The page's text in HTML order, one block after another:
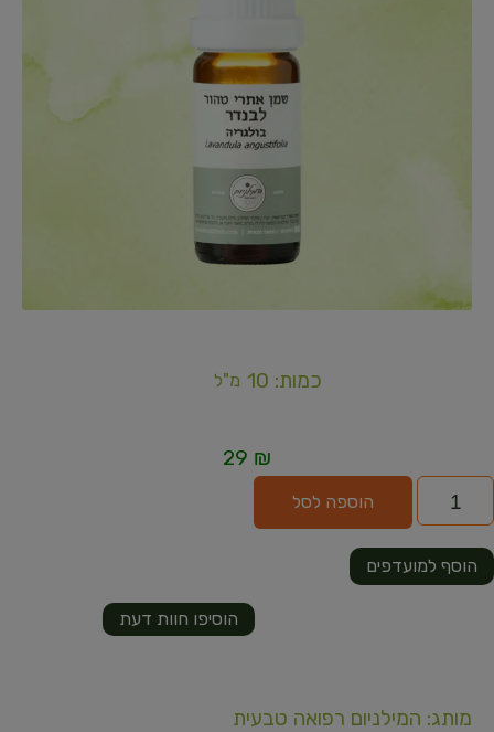
כמות: 10 מ"ל
29 ₪
הוספה לסל
הוסיפו חוות דעת
הוסף למועדפים
מותג: המילניום רפואה טבעית